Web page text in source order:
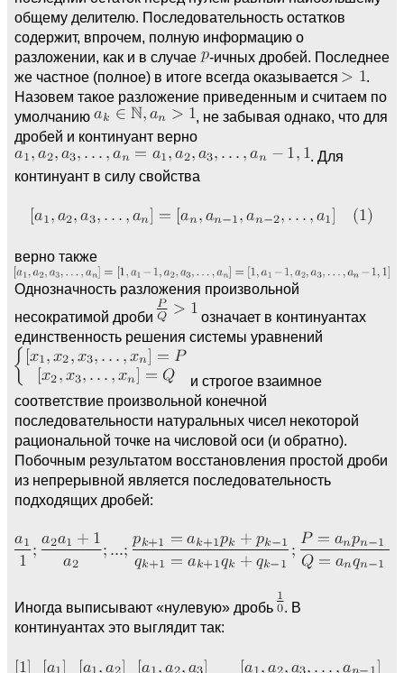
общему делителю. Последовательность остатков
содержит, впрочем, полную информацию о
разложении, как и в случае
-ичных дробей. Последнее
же частное (полное) в итоге всегда оказывается
Назовем такое разложение приведенным и считаем по
умолчанию
, не забывая однако, что для
дробей и континуант верно
. Для
континуант в силу свойства
верно также
Однозначность разложения произвольной
несократимой дроби
означает в континуантах
единственность решения системы уравнений
и строгое взаимное
соответствие произвольной конечной
последовательности натуральных чисел некоторой
рациональной точке на числовой оси (и обратно).
Побочным результатом восстановления простой дроби
из непрерывной является последовательность
подходящих дробей:
Иногда выписывают «нулевую» дробь
. В
континуантах это выглядит так: